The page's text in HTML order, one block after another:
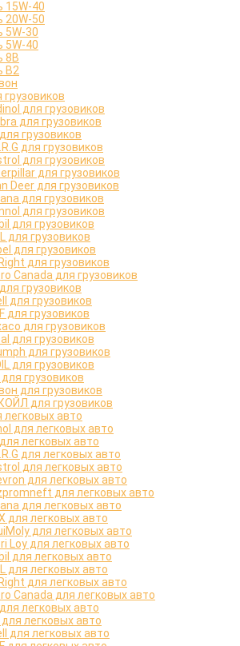
15W-40
20W-50
5W-30
5W-40
8B
B2
для грузовиков
для грузовиков
грузовиков
для грузовиков
для грузовиков
для грузовиков
Deer для грузовиков
для грузовиков
для грузовиков
для грузовиков
для грузовиков
для грузовиков
для грузовиков
Canada для грузовиков
грузовиков
для грузовиков
для грузовиков
для грузовиков
для грузовиков
для грузовиков
для грузовиков
грузовиков
для грузовиков
для грузовиков
авто
для легковых авто
легковых авто
для легковых авто
для легковых авто
для легковых авто
для легковых авто
для легковых авто
для легковых авто
для легковых авто
Loy для легковых авто
для легковых авто
для легковых авто
для легковых авто
Canada для легковых авто
легковых авто
легковых авто
для легковых авто